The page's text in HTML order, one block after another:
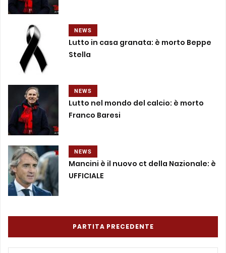
NEWS
Lutto in casa granata: è morto Beppe
Stella
NEWS
Lutto nel mondo del calcio: è morto
Franco Baresi
NEWS
Mancini è il nuovo ct della Nazionale: è
UFFICIALE
PARTITA PRECEDENTE